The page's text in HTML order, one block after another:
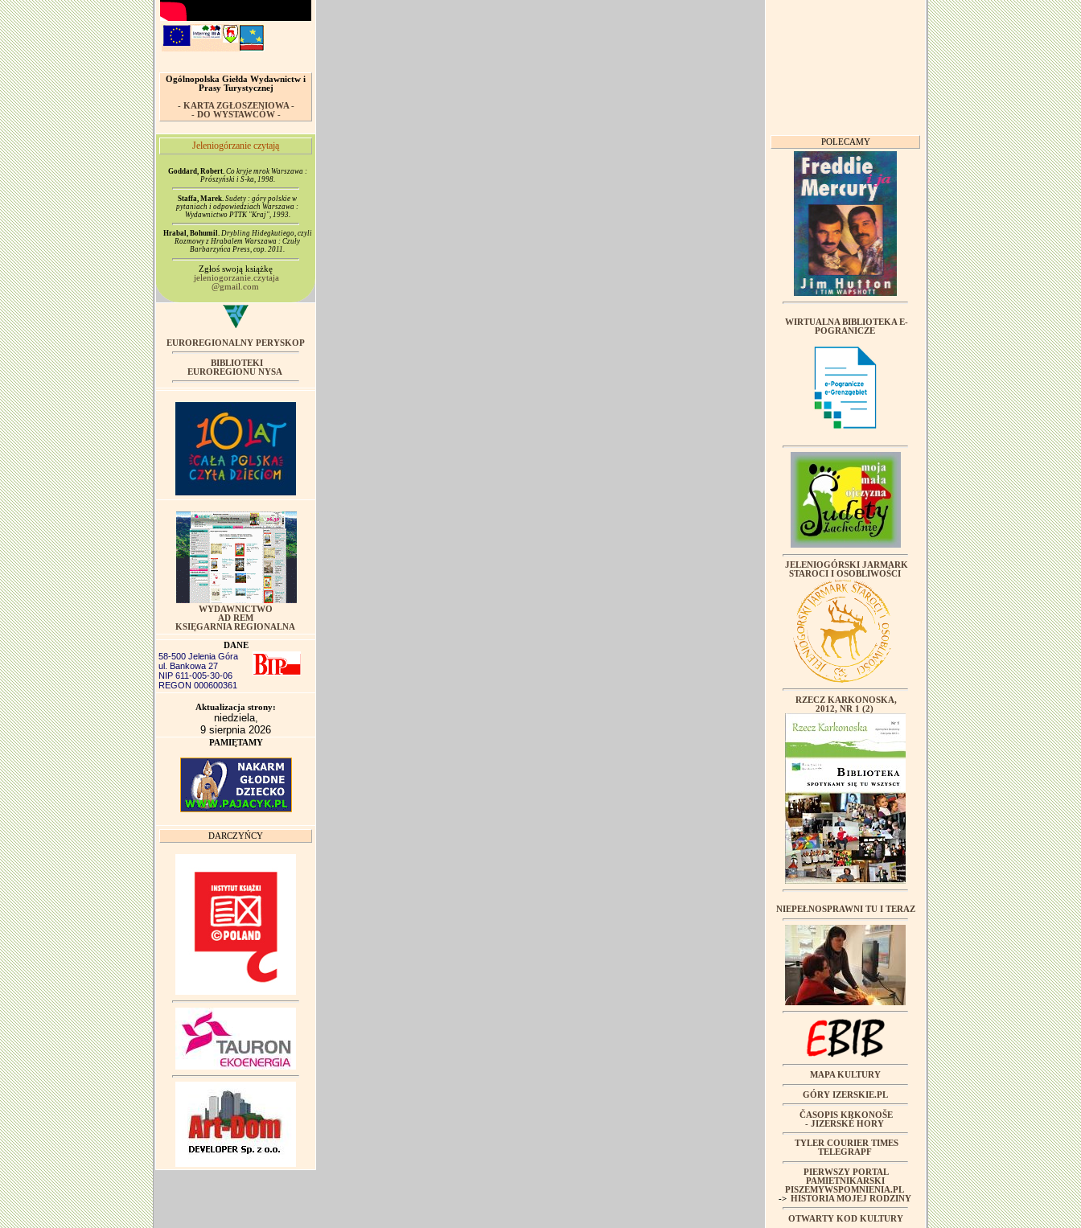
Ogólnopolska Giełda Wydawnictw i
Prasy Turystycznej
- KARTA ZGŁOSZENIOWA -
- DO WYSTAWCÓW -
Jeleniogórzanie czytają
Goddard, Robert. Co kryje mrok Warszawa :
Prószyński i S-ka, 1998.
Staffa, Marek. Sudety : góry polskie w
pytaniach i odpowiedziach Warszawa :
Wydawnictwo PTTK "Kraj", 1993.
Hrabal, Bohumil. Drybling Hidegkutiego, czyli
Rozmowy z Hrabalem Warszawa : Czuły
Barbarzyńca Press, cop. 2011.
Zgłoś swoją książkę
jeleniogorzanie.czytaja
@gmail.com
EUROREGIONALNY PERYSKOP
BIBLIOTEKI
EUROREGIONU NYSA
WYDAWNICTWO
AD REM
KSIĘGARNIA REGIONALNA
DANE
58-500 Jelenia Góra
ul. Bankowa 27
NIP 611-005-30-06
REGON 000600361
Aktualizacja strony:
niedziela,
9 sierpnia 2026
PAMIĘTAMY
DARCZYŃCY
POLECAMY
WIRTUALNA BIBLIOTEKA E-
POGRANICZE
JELENIOGÓRSKI JARMARK
STAROCI I OSOBLIWOŚCI
RZECZ KARKONOSKA,
2012, NR 1 (2)
NIEPEŁNOSPRAWNI TU I TERAZ
MAPA KULTURY
GÓRY IZERSKIE.PL
ČASOPIS KRKONOŠE
- JIZERSKÉ HORY
TYLER COURIER TIMES
TELEGRAPF
PIERWSZY PORTAL
PAMIETNIKARSKI
PISZEMYWSPOMNIENIA.PL
-> HISTORIA MOJEJ RODZINY
OTWARTY KOD KULTURY